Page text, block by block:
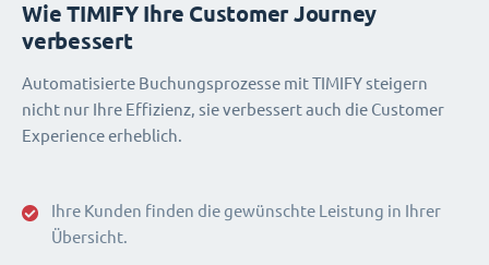
Ihre Kunden finden die gewünschte Leistung in Ihrer
Übersicht.
Wie TIMIFY Ihre Customer Journey
verbessert
Automatisierte Buchungsprozesse mit TIMIFY steigern
nicht nur Ihre Effizienz, sie verbessert auch die Customer
Experience erheblich.